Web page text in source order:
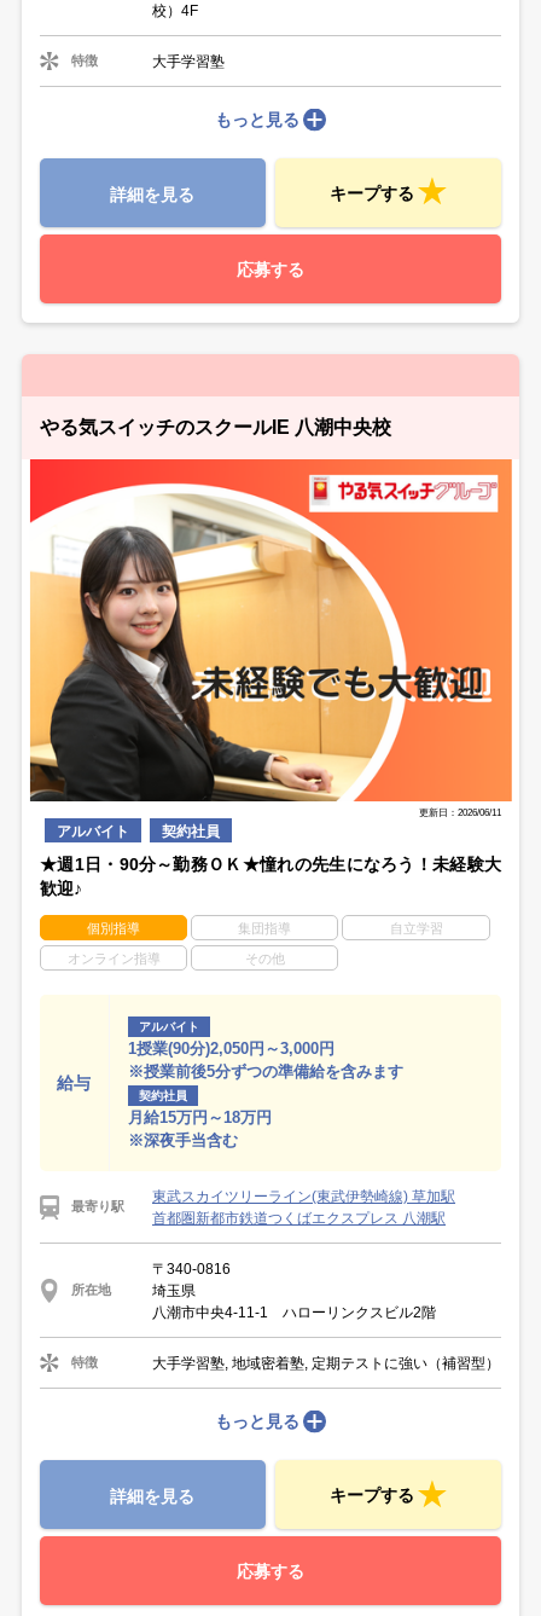
校）4F
特徴 大手学習塾
もっと見る
詳細を見る キープする
応募する
やる気スイッチのスクールIE 八潮中央校
更新日：2026/06/11
アルバイト 契約社員
★週1日・90分～勤務ＯＫ★憧れの先生になろう！未経験大
歓迎♪
個別指導 集団指導 自立学習
オンライン指導 その他
給与
アルバイト
1授業(90分)2,050円～3,000円
※授業前後5分ずつの準備給を含みます
契約社員
月給15万円～18万円
※深夜手当含む
最寄り駅
東武スカイツリーライン(東武伊勢崎線) 草加駅
首都圏新都市鉄道つくばエクスプレス 八潮駅
所在地
〒340-0816
埼玉県
八潮市中央4-11-1 ハローリンクスビル2階
特徴 大手学習塾, 地域密着塾, 定期テストに強い（補習型）
もっと見る
詳細を見る キープする
応募する